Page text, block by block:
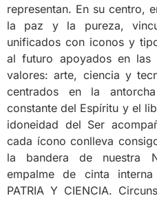
representan. En su centro,
la paz y la pureza,
unificados con iconos y
al futuro apoyados en las
valores: arte, ciencia y
centrados en la
constante del Espíritu y el
idoneidad del Ser
cada ícono conlleva
la bandera de nuestra
empalme de cinta
PATRIA Y CIENCIA.